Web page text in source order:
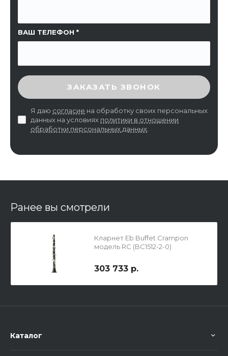
ВАШ ТЕЛЕФОН
ВВЕДИТЕ ПРОВЕРОЧНЫЙ КОД
ЗАКАЗАТЬ ЗВОНОК
Я даю согласие на обработку своих персональных
данных на условиях политики в отношении
обработки персональных данных
Ранее вы смотрели
Кларнет Еb Buffet Crampon
модель RС (BC1512-2-0)
303 733 р.
Каталог